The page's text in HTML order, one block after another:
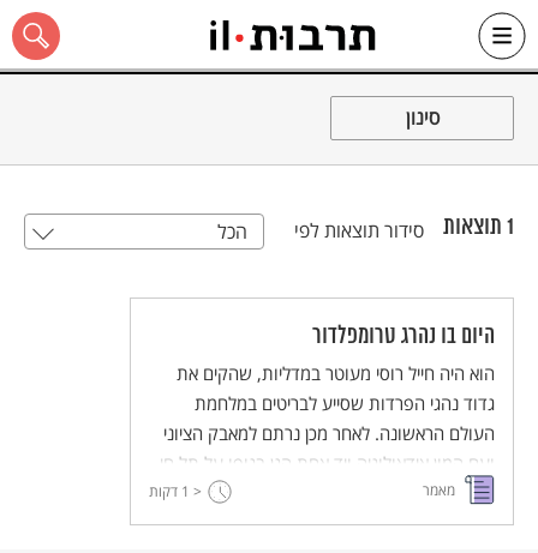
Skip
כל האתר
סינון
1 תוצאות סידור תוצאות לפי הכל
היום בו נהרג טרומפלדור
הוא היה חייל רוסי מעוטר במדליות, שהקים את
גדוד נהגי הפרדות שסייע לבריטים במלחמת
העולם הראשונה. לאחר מכן נרתם למאבק הציוני
ועם המון אידאולוגיה ויד אחת הגן בגופו על תל חי
שבגליל העליון. להלן תיאור היום שבו מת אחד
הגיבורים הגדולים ביותר של התנועה הציונית
מאמר < 1 דקות